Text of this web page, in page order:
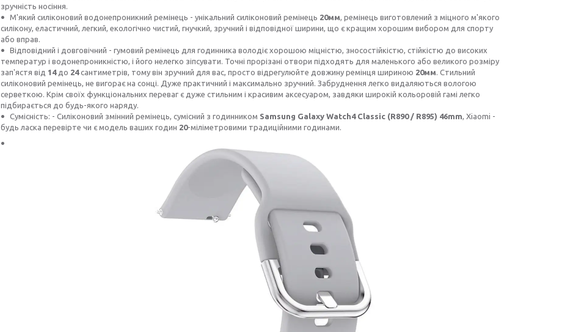
зручність носіння.
М'який силіконовий водонепроникний ремінець - унікальний силіконовий ремінець 20мм , ремінець виготовлений з міцного м'якого
силікону, еластичний, легкий, екологічно чистий, гнучкий, зручний і відповідної ширини, що є кращим хорошим вибором для спорту
або вправ.
Відповідний і довговічний - гумовий ремінець для годинника володіє хорошою міцністю, зносостійкістю, стійкістю до високих
температур і водонепроникністю, і його нелегко зіпсувати. Точні прорізані отвори підходять для маленького або великого розміру
зап'ястя від 14до 24сантиметрів, тому він зручний для вас, просто відрегулюйте довжину ремінця шириною 20мм . Стильний
силіконовий ремінець, не вигорає на сонці. Дуже практичний і максимально зручний. Забруднення легко видаляються вологою
серветкою. Крім своїх функціональних переваг є дуже стильним і красивим аксесуаром, завдяки широкій кольоровій гамі легко
підбирається до будь-якого наряду.
Сумісність: - Силіконовий змінний ремінець, сумісний з годинником Samsung Galaxy Watch4 Classic (R890 / R895) 46mm , Xiaomi -
будь ласка перевірте чи є модель ваших годин 20-міліметровими традиційними годинами.